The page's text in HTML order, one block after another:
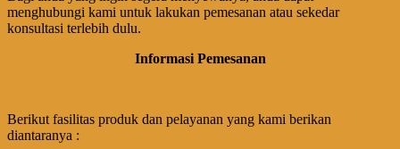
menghubungi kami untuk lakukan pemesanan atau sekedar
konsultasi terlebih dulu.
Informasi Pemesanan
Berikut fasilitas produk dan pelayanan yang kami berikan
diantaranya :